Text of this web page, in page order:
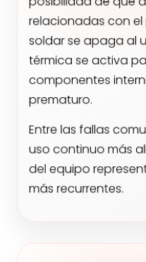
posibilidad de que
relacionadas con
soldar se apaga al
térmica se activa
componentes
prematuro.
Entre las fallas
uso continuo más
del equipo
más recurrentes.